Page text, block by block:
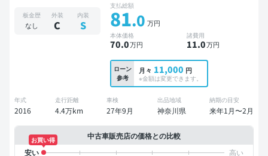
板金歴
なし
外装
C
内装
S
支払総額
81.0 万円
本体価格
70.0万円
諸費用
11.0万円
ローン
参考
月々 11,000 円
※金額は変更できます。
年式
2016
走行距離
4.4万km
車検
27年9月
出品地域
神奈川県
納期の目安
来年1月〜2月
中古車販売店の価格との比較
お買い得